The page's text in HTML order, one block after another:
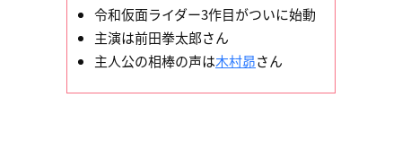
令和仮面ライダー3作目がついに始動
主演は前田拳太郎さん
主人公の相棒の声は木村昴さん